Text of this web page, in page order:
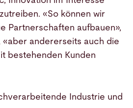
«So können wir
Partnerschaften aufbauen»,
«aber andererseits auch die
bestehenden Kunden
Industrie und